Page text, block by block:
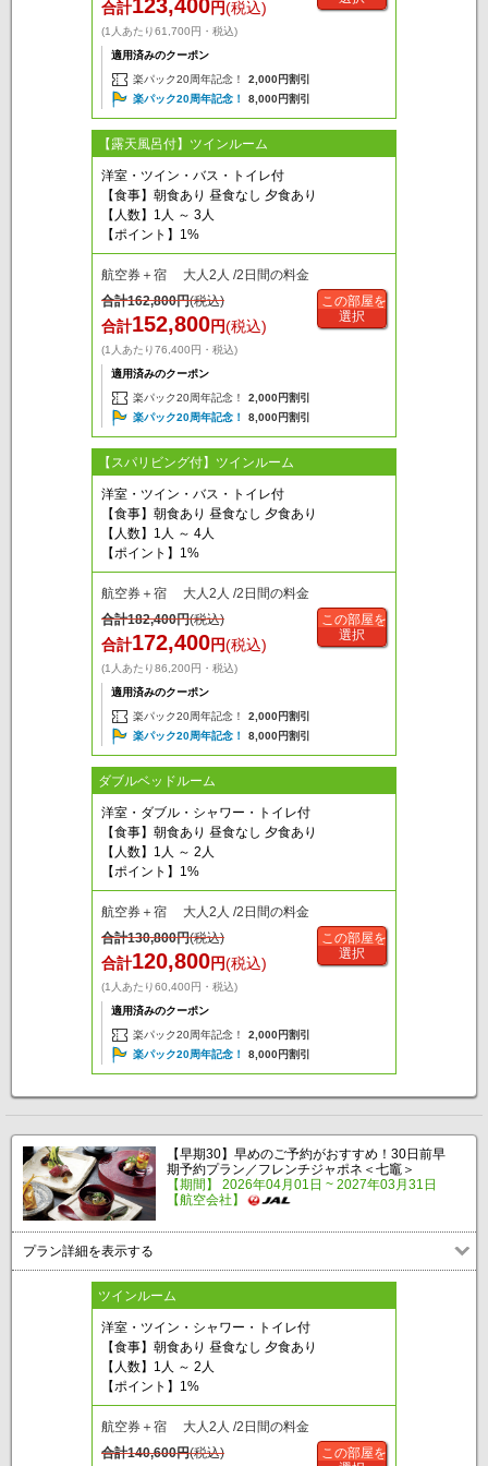
合計123,400円(税込)
(1人あたり61,700円・税込)
適用済みのクーポン
楽パック20周年記念！
2,000円割引
楽パック20周年記念！
8,000円割引
【露天風呂付】ツインルーム
洋室・ツイン・バス・トイレ付
【食事】朝食あり 昼食なし 夕食あり
【人数】1人 ～ 3人
【ポイント】1%
航空券＋宿 大人2人 /2日間の料金
合計162,800円(税込)
合計152,800円(税込)
(1人あたり76,400円・税込)
適用済みのクーポン
楽パック20周年記念！
2,000円割引
楽パック20周年記念！
8,000円割引
この部屋を
選択
【スパリビング付】ツインルーム
洋室・ツイン・バス・トイレ付
【食事】朝食あり 昼食なし 夕食あり
【人数】1人 ～ 4人
【ポイント】1%
航空券＋宿 大人2人 /2日間の料金
合計182,400円(税込)
合計172,400円(税込)
(1人あたり86,200円・税込)
適用済みのクーポン
楽パック20周年記念！
2,000円割引
楽パック20周年記念！
8,000円割引
この部屋を
選択
ダブルベッドルーム
洋室・ダブル・シャワー・トイレ付
【食事】朝食あり 昼食なし 夕食あり
【人数】1人 ～ 2人
【ポイント】1%
航空券＋宿 大人2人 /2日間の料金
合計130,800円(税込)
合計120,800円(税込)
(1人あたり60,400円・税込)
適用済みのクーポン
楽パック20周年記念！
2,000円割引
楽パック20周年記念！
8,000円割引
この部屋を
選択
【早期30】早めのご予約がおすすめ！30日前早
期予約プラン／フレンチジャポネ＜七竈＞
【期間】 2026年04月01日 ~ 2027年03月31日
【航空会社】
プラン詳細を表示する
ツインルーム
洋室・ツイン・シャワー・トイレ付
【食事】朝食あり 昼食なし 夕食あり
【人数】1人 ～ 2人
【ポイント】1%
航空券＋宿 大人2人 /2日間の料金
合計140,600円(税込)
この部屋を